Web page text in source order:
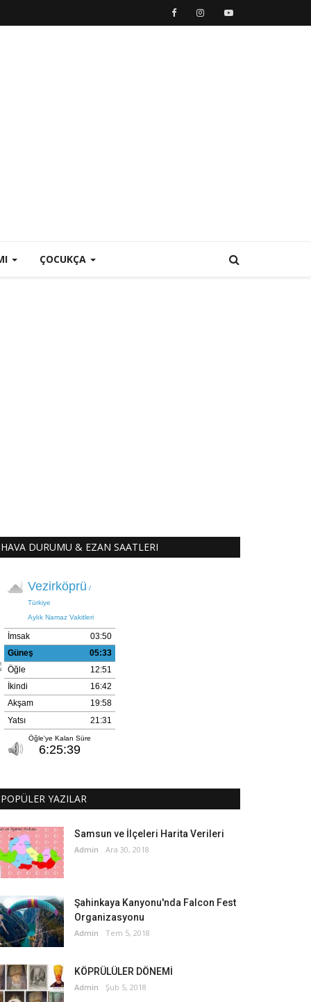
ÇOCUKÇA
HAVA DURUMU & EZAN SAATLERI
POPÜLER YAZILAR
Samsun ve İlçeleri Harita Verileri
Admin Ara 30, 2018
Şahinkaya Kanyonu'nda Falcon Fest
Organizasyonu
Admin Tem 5, 2018
KÖPRÜLÜLER DÖNEMİ
Admin Şub 5, 2018